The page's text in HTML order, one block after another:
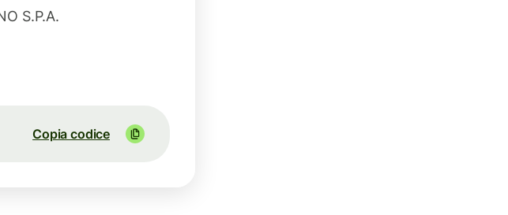
S.P.A.
Copia codice